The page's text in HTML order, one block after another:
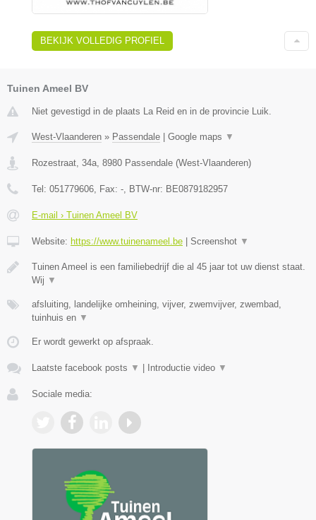
BEKIJK VOLLEDIG PROFIEL
Tuinen Ameel BV
Niet gevestigd in de plaats La Reid en in de provincie Luik.
West-Vlaanderen » Passendale Google maps ▼
Rozestraat, 34a, 8980 Passendale (West-Vlaanderen)
Tel: 051779606, Fax: -, BTW-nr: BE0879182957
E-mail › Tuinen Ameel BV
Website: https://www.tuinenameel.be Screenshot ▼
Tuinen Ameel is een familiebedrijf die al 45 jaar tot uw dienst staat.
Wij ▼
afsluiting, landelijke omheining, vijver, zwemvijver, zwembad,
tuinhuis en ▼
Er wordt gewerkt op afspraak.
Laatste facebook posts ▼ Introductie video ▼
Sociale media: